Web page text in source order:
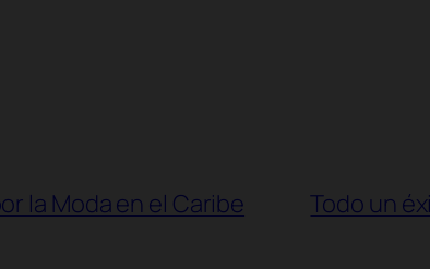
la Moda en el Caribe Todo un